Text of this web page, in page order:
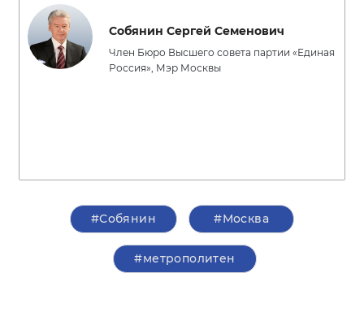
Собянин Сергей Семенович
Член Бюро Высшего совета партии «Единая
Россия», Мэр Москвы
#Собянин #Москва
#метрополитен